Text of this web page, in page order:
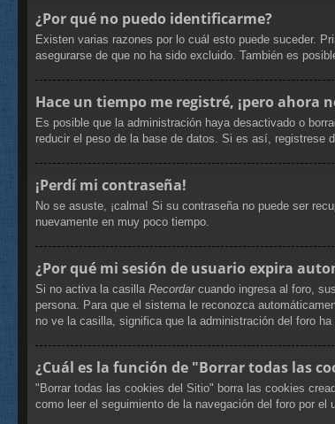
¿Por qué no puedo identificarme?
Existen varias razones por lo cuál esto puede suceder.
asegurarse de que no ha sido excluido. También es
Hace un tiempo me registré, ¡pero ahora
Es posible que la administración haya desactivado o
reducir el peso de la base de datos. Si es así, registrese
¡Perdí mi contraseña!
No se asuste, ¡calma! Si su contraseña no puede ser
nuevamente en muy poco tiempo.
¿Por qué mi sesión de usuario expira
Si no activa la casilla Recordarcuando ingresa al foro,
persona. Para que el sistema le reconozca
no ve la casilla, significa que la administración del foro
¿Cuál es la función de "Borrar todas las
"Borrar todas las cookies del Sitio" borra las cookies
como leer el seguimiento de la navegación del foro por